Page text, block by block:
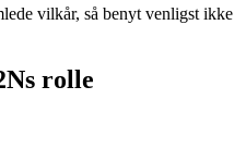
vilkår, så benyt venligst ikke
rolle